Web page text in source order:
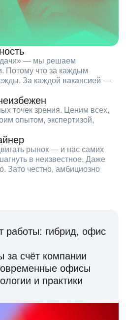
— мы решаем
Потому что за каждым
За каждой вакансией —
точек зрения. Ценим всех,
опытом, экспертизой,
рынок — и нас самих
в неизвестное. Даже
Зато честно, амбициозно
работы: гибрид, офис
за счёт компании
офисы
и практики